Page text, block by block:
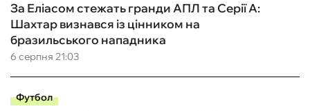
6 серпня 21:03
За Еліасом стежать гранди АПЛ та Серії А:
Шахтар визнався із цінником на
бразильського нападника
Футбол